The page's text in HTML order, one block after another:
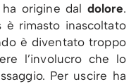
ha origine daldolore.
è rimasto inascoltato
è diventato troppo
l’involucro che lo
Per uscire ha